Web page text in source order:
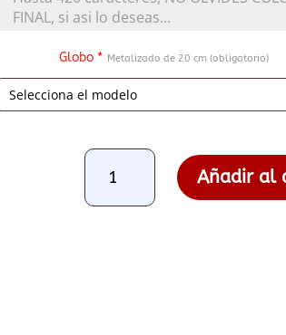
Globo * Metalizado de 20 cm (obligatorio)
Arreglo
Floral
E8
Añadir al